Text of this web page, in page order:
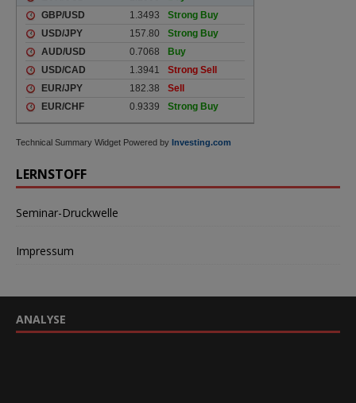
Technical Summary Widget Powered by Investing.com
LERNSTOFF
Seminar-Druckwelle
Impressum
ANALYSE